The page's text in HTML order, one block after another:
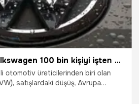
Otomotiv devi Volkswagen 100 bin kişiyi işten çıkarmaya hazırlanıyor
otomotiv üreticilerinden biri olan
satışlardaki düşüş, Avrupa